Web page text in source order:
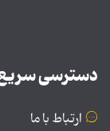
دسترسی
ارتباط با ما